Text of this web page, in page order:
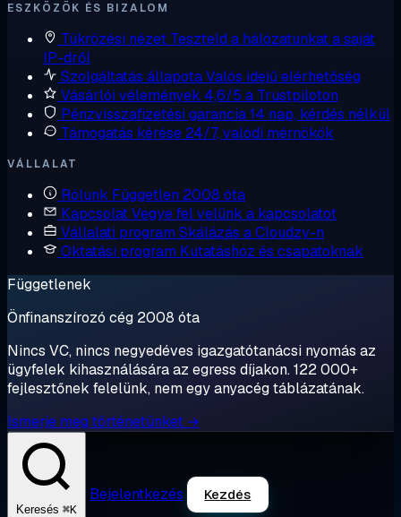
ESZKÖZÖK ÉS BIZALOM
Tükrözési nézet Teszteld a hálózatunkat a saját
IP-dről
Szolgáltatás állapotaValós idejű elérhetőség
Vásárlói vélemények 4,6/5 a Trustpiloton
Pénzvisszafizetési garancia14 nap, kérdés nélkül
Támogatás kérése 24/7, valódi mérnökök
VÁLLALAT
Rólunk Független 2008 óta
KapcsolatVegye fel velünk a kapcsolatot
Vállalati program Skálázás a Cloudzy-n
Oktatási program Kutatáshoz és csapatoknak
Függetlenek
Önfinanszírozó cég 2008 óta
Nincs VC, nincs negyedéves igazgatótanácsi nyomás az
ügyfelek kihasználására az egress díjakon. 122 000+
fejlesztőnek felelünk, nem egy anyacég táblázatának.
Ismerje meg történetünket →
Keresés ⌘K
Bejelentkezés Kezdés